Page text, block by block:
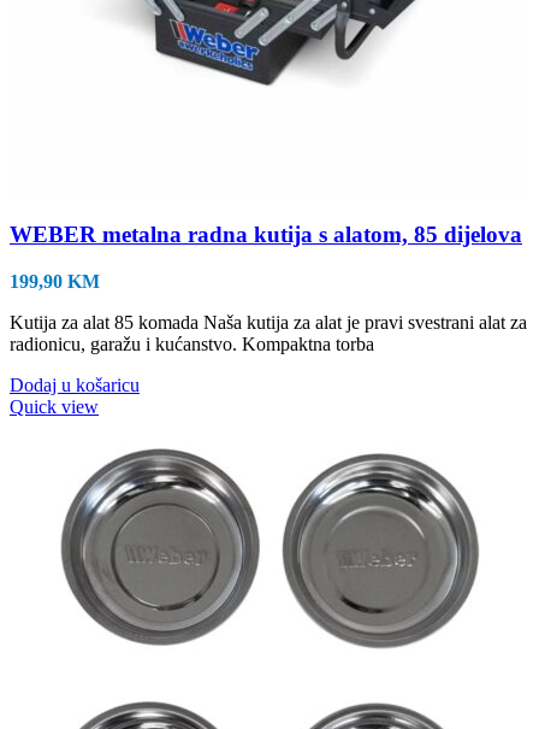
WEBER metalna radna kutija s alatom, 85 dijelova
199,90 KM
Kutija za alat 85 komada Naša kutija za alat je pravi svestrani alat za
radionicu, garažu i kućanstvo. Kompaktna torba
Dodaj u košaricu
Quick view